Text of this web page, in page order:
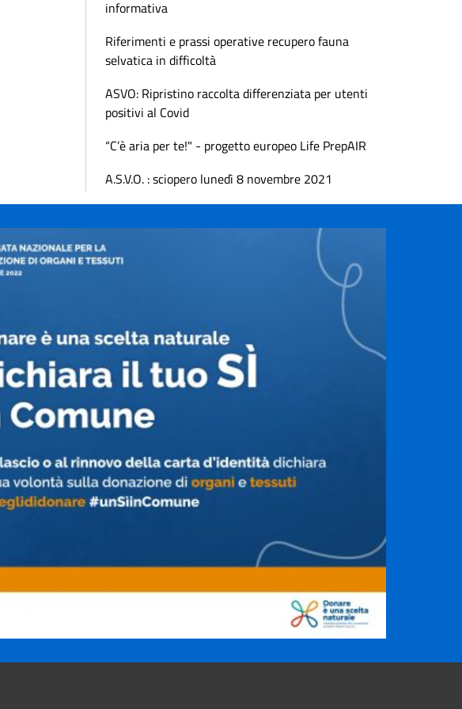
informativa
Riferimenti e prassi operative recupero fauna
selvatica in difficoltà
ASVO: Ripristino raccolta differenziata per utenti
positivi al Covid
“C’è aria per te!" - progetto europeo Life PrepAIR
A.S.V.O. : sciopero lunedì 8 novembre 2021